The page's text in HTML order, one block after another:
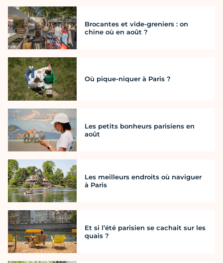
Brocantes et vide-greniers : on
chine où en août ?
Où pique-niquer à Paris ?
Les petits bonheurs parisiens en
août
Les meilleurs endroits où naviguer
à Paris
Et si l’été parisien se cachait sur les
quais ?